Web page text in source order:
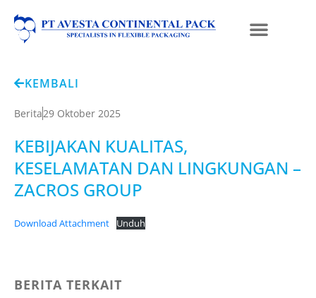
KEMBALI
Berita29 Oktober 2025
KEBIJAKAN KUALITAS,
KESELAMATAN DAN LINGKUNGAN –
ZACROS GROUP
Download Attachment Unduh
BERITA TERKAIT